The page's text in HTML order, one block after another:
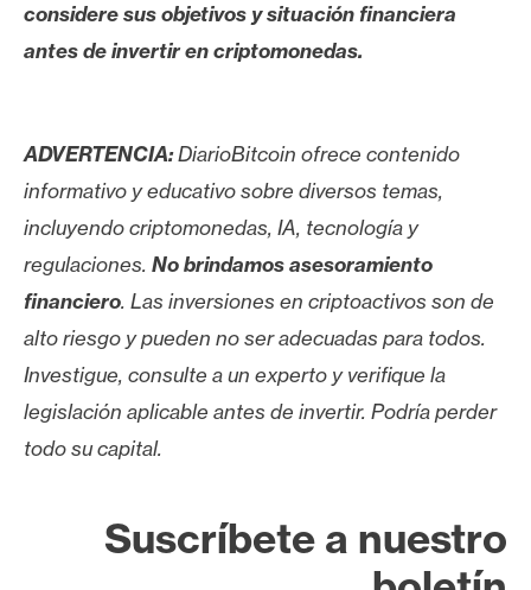
considere sus objetivos y situación financiera
antes de invertir en criptomonedas.
ADVERTENCIA:DiarioBitcoin ofrece contenido
informativo y educativo sobre diversos temas,
incluyendo criptomonedas, IA, tecnología y
regulaciones. No brindamos asesoramiento
financiero. Las inversiones en criptoactivos son de
alto riesgo y pueden no ser adecuadas para todos.
Investigue, consulte a un experto y verifique la
legislación aplicable antes de invertir. Podría perder
todo su capital.
Suscríbete a nuestro